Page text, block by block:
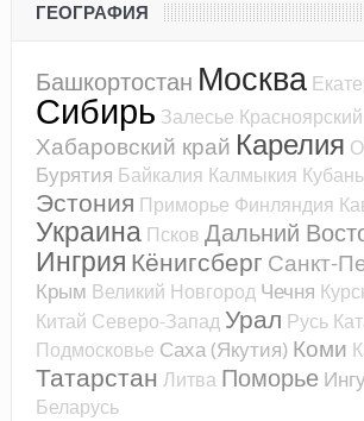
ГЕОГРАФИЯ
Башкортостан Москва
Сибирь Залесье
Хабаровский край Карелия
Бурятия Байкалия Калмыкия Кубань
Эстония Приморье Финляндия
Украина Псков Дальний
Ингрия Кёнигсберг Санкт-
Крым Великий Новгород Чечня
Китай Северо-Запад Урал Русь
Подмосковье Саха (Якутия) Коми
Татарстан Литва Поморье
Беларусь